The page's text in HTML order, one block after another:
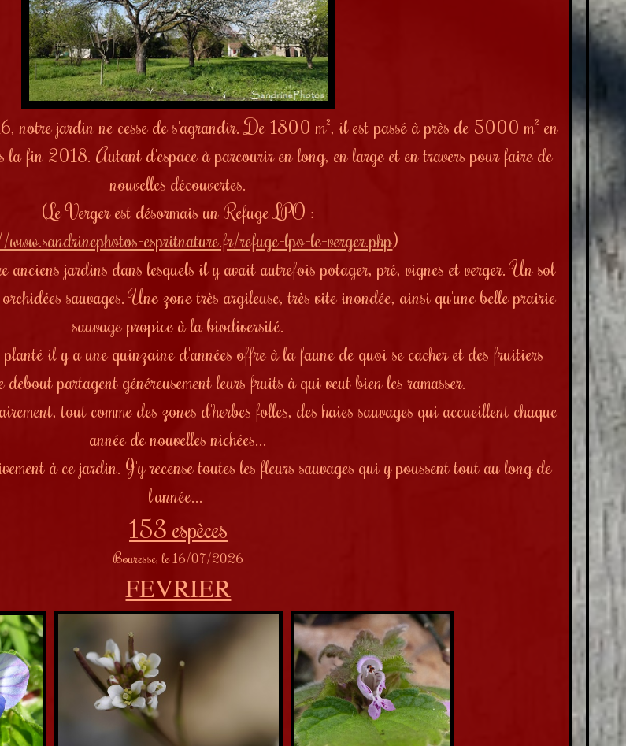
notre jardin ne cesse de s'agrandir. De 1800 m², il est passé à près de 5000 m² en
la fin 2018. Autant d'espace à parcourir en long, en large et en travers pour faire de
nouvelles découvertes.
(Le Verger est désormais un Refuge LPO :
www.sandrinephotos-espritnature.fr/refuge-lpo-le-verger.php)
jardins dans lesquels il y avait autrefois potager, pré, vignes et verger. Un sol
sauvages. Une zone très argileuse, très vite inondée, ainsi qu'une belle prairie
sauvage propice à la biodiversité.
il y a une quinzaine d'années offre à la faune de quoi se cacher et des fruitiers
debout partagent généreusement leurs fruits à qui veut bien les ramasser.
tout comme des zones d'herbes folles, des haies sauvages qui accueillent chaque
année de nouvelles nichées...
à ce jardin. J'y recense toutes les fleurs sauvages qui y poussenttout au long de
l'année...
153 espèces
Bouresse, le 16/07/2026
FEVRIER